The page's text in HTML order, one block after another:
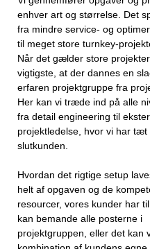
enhver art og størrelse. Det
fra mindre service- og
til meget store turnkey-
Når det gælder store
vigtigste, at der dannes en
erfaren projektgruppe fra
Her kan vi træde ind på alle
fra detail engineering til
projektledelse, hvor vi har tæt
slutkunden.
Hvordan det rigtige setup
helt af opgaven og de
resourcer, vores kunder har
kan bemande alle posterne i
projektgruppen, eller det kan